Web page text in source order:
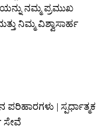
ನಮ್ಮ ಪ್ರಮುಖ
ನಿಮ್ಮ ವಿಶ್ವಾಸಾರ್ಹ
| ಸ್ಪರ್ಧಾತ್ಮಕ
ಸೇವೆ